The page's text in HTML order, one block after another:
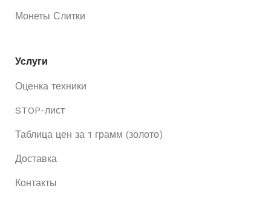
Монеты Слитки
Услуги
Оценка техники
STOP-лист
Таблица цен за 1 грамм (золото)
Доставка
Контакты